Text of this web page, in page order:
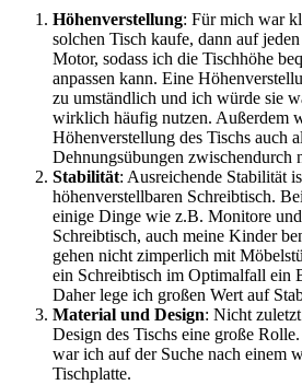
Höhenverstellung: Für mich war
solchen Tisch kaufe, dann auf
Motor, sodass ich die Tischhöhe
anpassen kann. Eine
zu umständlich und ich würde sie
wirklich häufig nutzen. Außerdem
Höhenverstellung des Tischs auch
Dehnungsübungen zwischendurch
Stabilität: Ausreichende Stabilität
höhenverstellbaren Schreibtisch.
einige Dinge wie z.B. Monitore
Schreibtisch, auch meine Kinder
gehen nicht zimperlich mit
ein Schreibtisch im Optimalfall ein
Daher lege ich großen Wert auf
Material und Design: Nicht
Design des Tischs eine große
war ich auf der Suche nach einem
Tischplatte.